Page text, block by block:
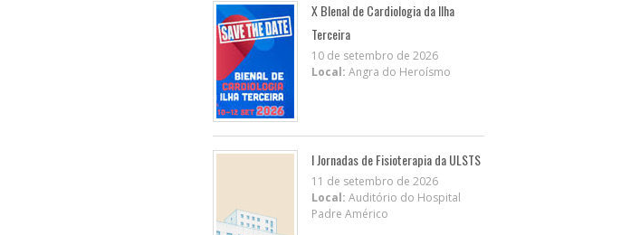
X BIenal de Cardiologia da Ilha
Terceira
10 de setembro de 2026
Local: Angra do Heroísmo
I Jornadas de Fisioterapia da ULSTS
11 de setembro de 2026
Local: Auditório do Hospital
Padre Américo